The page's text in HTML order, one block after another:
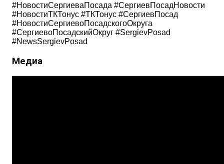
#НовостиСергиеваПосада #СергиевПосадНовости
#НовостиТКТонус #ТКТонус #СергиевПосад
#НовостиСергиевоПосадскогоОкруга
#СергиевоПосадскийОкруг #SergievPosad
#NewsSergievPosad
Медиа